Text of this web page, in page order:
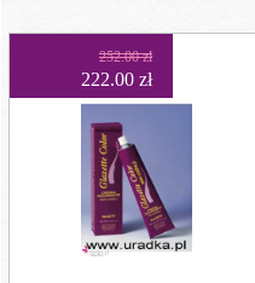
252.00 zł
222.00 zł